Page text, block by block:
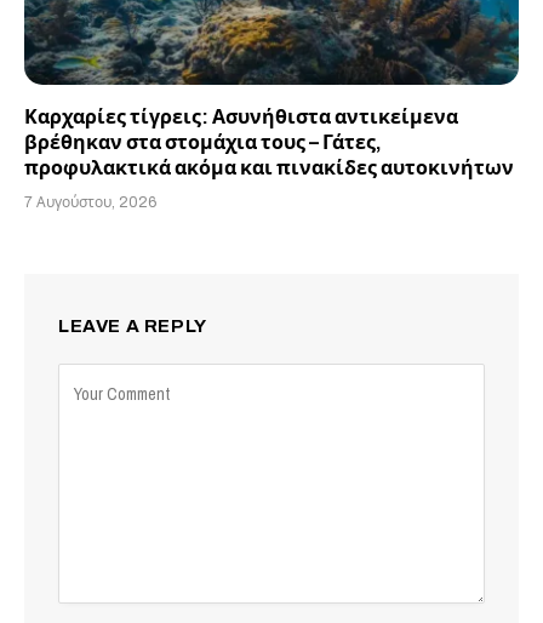
Καρχαρίες τίγρεις: Ασυνήθιστα αντικείμενα
βρέθηκαν στα στομάχια τους – Γάτες,
προφυλακτικά ακόμα και πινακίδες αυτοκινήτων
7 Αυγούστου, 2026
LEAVE A REPLY